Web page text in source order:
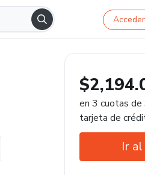
en 3 cuotas
tarjeta de
Ir